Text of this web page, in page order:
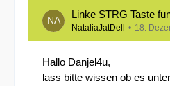
Linke STRG Taste
NataliaJatDell 18.
Hallo Danjel4u,
lass bitte wissen ob es